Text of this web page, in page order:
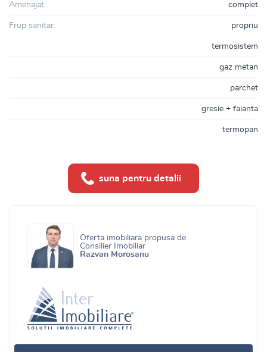
Amenajat: complet
Frup sanitar: propriu
termosistem
gaz metan
parchet
gresie + faianta
termopan
suna pentru detalii
Oferta imobiliara propusa de
Consilier Imobiliar
Razvan Morosanu